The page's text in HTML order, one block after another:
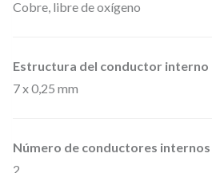
R
a
Cobre, libre de oxígeno
Estructura del conductor interno
7 x 0,25 mm
Número de conductores internos
2